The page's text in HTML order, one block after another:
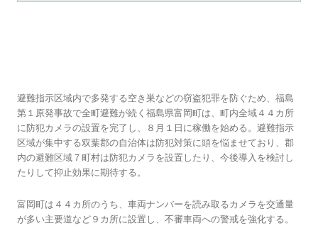
避難指示区域内で多発する空き巣などの窃盗犯罪を防ぐため、福島
第１原発事故で全町避難が続く福島県富岡町は、町内全域４４カ所
に防犯カメラの設置を完了し、８月１日に稼働を始める。避難指示
区域が集中する双葉郡の自治体は防犯対策に頭を悩ませており、郡
内の避難区域７町村は防犯カメラを設置したり、今後導入を検討し
たりして抑止効果に期待する。
富岡町は４４カ所のうち、車両ナンバーを読み取るカメラを交通量
が多い主要道など９カ所に設置し、不審車両への警戒を強化する。